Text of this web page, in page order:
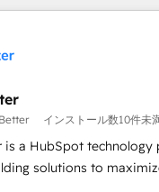
agencies in the HubSpot
build scalable, globally
& RevOps
the entire
through seamless
adoption with change-
インストール数10件未
is a HubSpot technology
solutions to